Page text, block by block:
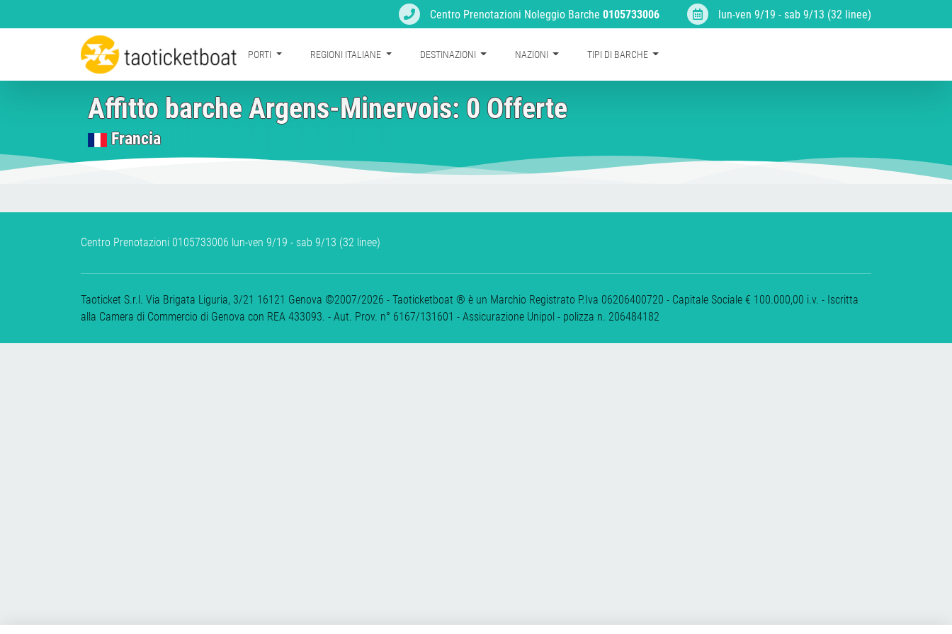
Centro Prenotazioni Noleggio Barche 0105733006 lun-ven 9/19 - sab 9/13 (32 linee)
PORTI REGIONI ITALIANE DESTINAZIONI NAZIONI TIPI DI BARCHE
Affitto barche Argens-Minervois: 0 Offerte
Francia
Centro Prenotazioni 0105733006 lun-ven 9/19 - sab 9/13 (32 linee)
Taoticket S.r.l. Via Brigata Liguria, 3/21 16121 Genova ©2007/2026 - Taoticketboat ® è un Marchio Registrato P.Iva 06206400720 - Capitale Sociale € 100.000,00 i.v. - Iscritta
alla Camera di Commercio di Genova con REA 433093. - Aut. Prov. n° 6167/131601 - Assicurazione Unipol - polizza n. 206484182